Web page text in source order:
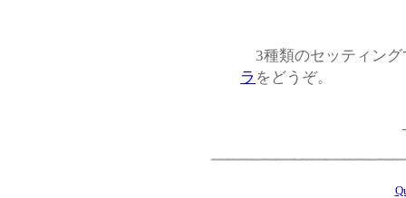
3種類のセッティング
ラ をどうぞ。